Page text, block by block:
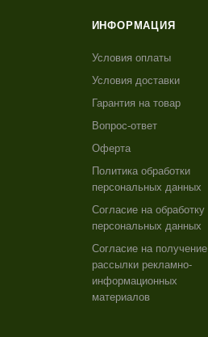
ИНФОРМАЦИЯ
Условия оплаты
Условия доставки
Гарантия на товар
Вопрос-ответ
Оферта
Политика обработки
персональных данных
Согласие на обработку
персональных данных
Согласие на получение
рассылки рекламно-
информационных
материалов